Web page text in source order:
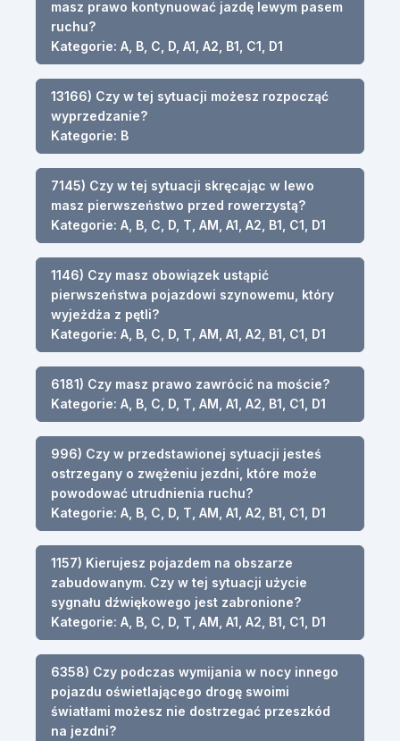
masz prawo kontynuować jazdę lewym pasem
ruchu?
Kategorie: A, B, C, D, A1, A2, B1, C1, D1
13166) Czy w tej sytuacji możesz rozpocząć
wyprzedzanie?
Kategorie: B
7145) Czy w tej sytuacji skręcając w lewo
masz pierwszeństwo przed rowerzystą?
Kategorie: A, B, C, D, T, AM, A1, A2, B1, C1, D1
1146) Czy masz obowiązek ustąpić
pierwszeństwa pojazdowi szynowemu, który
wyjeżdża z pętli?
Kategorie: A, B, C, D, T, AM, A1, A2, B1, C1, D1
6181) Czy masz prawo zawrócić na moście?
Kategorie: A, B, C, D, T, AM, A1, A2, B1, C1, D1
996) Czy w przedstawionej sytuacji jesteś
ostrzegany o zwężeniu jezdni, które może
powodować utrudnienia ruchu?
Kategorie: A, B, C, D, T, AM, A1, A2, B1, C1, D1
1157) Kierujesz pojazdem na obszarze
zabudowanym. Czy w tej sytuacji użycie
sygnału dźwiękowego jest zabronione?
Kategorie: A, B, C, D, T, AM, A1, A2, B1, C1, D1
6358) Czy podczas wymijania w nocy innego
pojazdu oświetlającego drogę swoimi
światłami możesz nie dostrzegać przeszkód
na jezdni?